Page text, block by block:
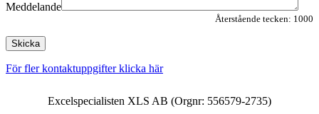
Meddelande
Återstående tecken: 1000
För fler kontaktuppgifter klicka här
Excelspecialisten XLS AB (Orgnr: 556579-2735)